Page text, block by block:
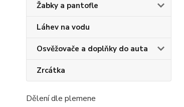
Žabky a pantofle
Láhev na vodu
Osvěžovače a doplňky do auta
Zrcátka
Dělení dle plemene